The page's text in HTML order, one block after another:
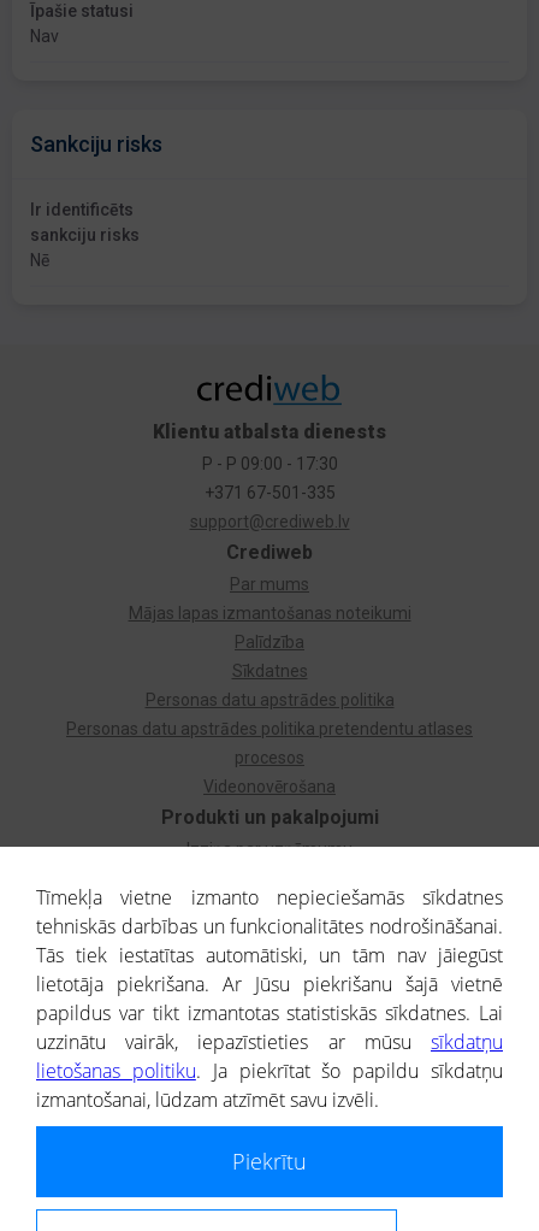
Īpašie statusi
Nav
Sankciju risks
Ir identificēts
sankciju risks
Nē
Produkti un pakalpojumi
Izziņa par uzņēmumu
Dzimtas koks
Uzņēmumu atlase
Monitorings
Kredītizziņa par ārvalstu uzņēmumiem
Crediweb
Par mums
Mājas lapas izmantošanas noteikumi
Palīdzība
Sīkdatnes
Personas datu apstrādes politika
Personas datu apstrādes politika pretendentu atlases
procesos
Videonovērošana
Klientu atbalsta dienests
P - P 09:00 - 17:30
+371 67-501-335
support@crediweb.lv
® CREDITREFORM Latvija
SIA
Portāla ietvaros saņemtajai informācijai ir uzziņas raksturs, un tai nav
Tīmekļa vietne izmanto nepieciešamās sīkdatnes
tehniskās darbības un funkcionalitātes nodrošināšanai.
Tās tiek iestatītas automātiski, un tām nav jāiegūst
lietotāja piekrišana. Ar Jūsu piekrišanu šajā vietnē
papildus var tikt izmantotas statistiskās sīkdatnes. Lai
uzzinātu vairāk, iepazīstieties ar mūsu sīkdatņu
lietošanas politiku. Ja piekrītat šo papildu sīkdatņu
izmantošanai, lūdzam atzīmēt savu izvēli.
Piekrītu